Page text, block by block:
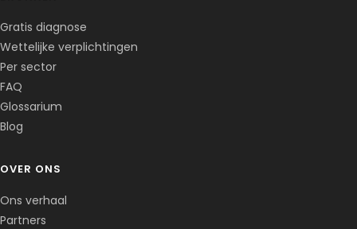
Gratis diagnose
Wettelijke verplichtingen
Per sector
FAQ
Glossarium
Blog
OVER ONS
Ons verhaal
Partners
Clone du co-fondateur · En ligne